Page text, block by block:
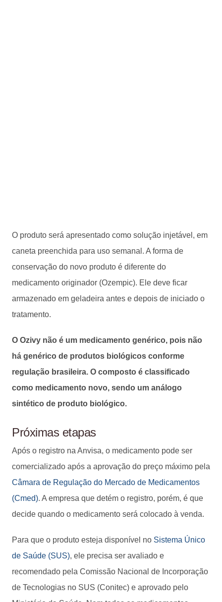
O produto será apresentado como solução injetável, em
caneta preenchida para uso semanal. A forma de
conservação do novo produto é diferente do
medicamento originador (Ozempic). Ele deve ficar
armazenado em geladeira antes e depois de iniciado o
tratamento.
O Ozivy não é um medicamento genérico, pois não
há genérico de produtos biológicos conforme
regulação brasileira. O composto é classificado
como medicamento novo, sendo um análogo
sintético de produto biológico.
Próximas etapas
Após o registro na Anvisa, o medicamento pode ser
comercializado após a aprovação do preço máximo pela
Câmara de Regulação do Mercado de Medicamentos
(Cmed). A empresa que detém o registro, porém, é que
decide quando o medicamento será colocado à venda.
Para que o produto esteja disponível no Sistema Único
de Saúde (SUS), ele precisa ser avaliado e
recomendado pela Comissão Nacional de Incorporação
de Tecnologias no SUS (Conitec) e aprovado pelo